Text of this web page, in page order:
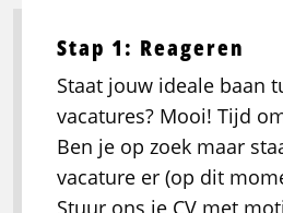
Stap 1: Reageren
Staat jouw ideale baan
vacatures? Mooi! Tijd
Ben je op zoek maar
vacature er (op dit
Stuur ons je CV met